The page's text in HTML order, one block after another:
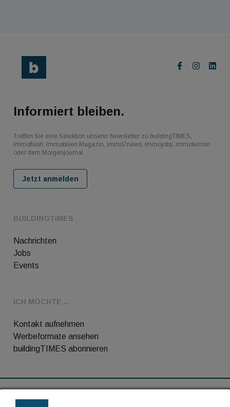
BUILDINGTIMES
Nachrichten
Jobs
Events
ICH MÖCHTE ...
Kontakt aufnehmen
Werbeformate ansehen
buildingTIMES abonnieren
Informiert bleiben.
Treffen Sie eine Selektion unserer Newsletter zu buildingTIMES,
immoflash, Immobilien Magazin, immo7news, immojobs, immotermin
oder dem Morgenjournal
Jetzt anmelden